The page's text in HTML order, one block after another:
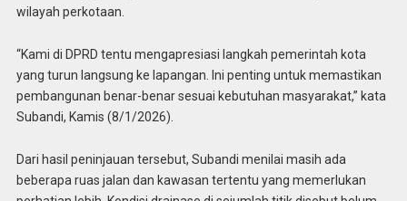
wilayah perkotaan.
“Kami di DPRD tentu mengapresiasi langkah pemerintah kota
yang turun langsung ke lapangan. Ini penting untuk memastikan
pembangunan benar-benar sesuai kebutuhan masyarakat,” kata
Subandi, Kamis (8/1/2026).
Dari hasil peninjauan tersebut, Subandi menilai masih ada
beberapa ruas jalan dan kawasan tertentu yang memerlukan